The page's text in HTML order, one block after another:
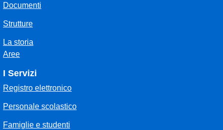
Documenti
Strutture
La storia
Aree
I Servizi
Registro elettronico
Personale scolastico
Famiglie e studenti